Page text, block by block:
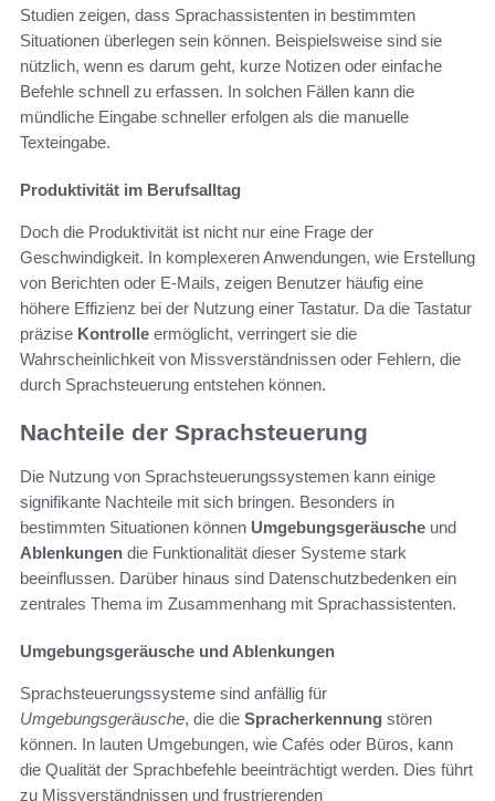
Studien zeigen, dass Sprachassistenten in bestimmten
Situationen überlegen sein können. Beispielsweise sind sie
nützlich, wenn es darum geht, kurze Notizen oder einfache
Befehle schnell zu erfassen. In solchen Fällen kann die
mündliche Eingabe schneller erfolgen als die manuelle
Texteingabe.
Produktivität im Berufsalltag
Doch die Produktivität ist nicht nur eine Frage der
Geschwindigkeit. In komplexeren Anwendungen, wie Erstellung
von Berichten oder E-Mails, zeigen Benutzer häufig eine
höhere Effizienz bei der Nutzung einer Tastatur. Da die Tastatur
präzise Kontrolle ermöglicht, verringert sie die
Wahrscheinlichkeit von Missverständnissen oder Fehlern, die
durch Sprachsteuerung entstehen können.
Nachteile der Sprachsteuerung
Die Nutzung von Sprachsteuerungssystemen kann einige
signifikante Nachteile mit sich bringen. Besonders in
bestimmten Situationen können Umgebungsgeräusche und
Ablenkungen die Funktionalität dieser Systeme stark
beeinflussen. Darüber hinaus sind Datenschutzbedenken ein
zentrales Thema im Zusammenhang mit Sprachassistenten.
Umgebungsgeräusche und Ablenkungen
Sprachsteuerungssysteme sind anfällig für
Umgebungsgeräusche, die die Spracherkennung stören
können. In lauten Umgebungen, wie Cafés oder Büros, kann
die Qualität der Sprachbefehle beeinträchtigt werden. Dies führt
zu Missverständnissen und frustrierenden